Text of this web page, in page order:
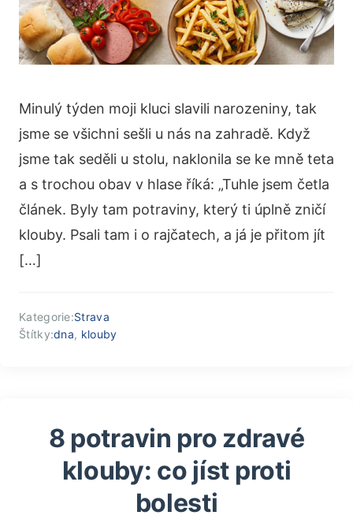
Minulý týden moji kluci slavili narozeniny, tak
jsme se všichni sešli u nás na zahradě. Když
jsme tak seděli u stolu, naklonila se ke mně teta
a s trochou obav v hlase říká: „Tuhle jsem četla
článek. Byly tam potraviny, který ti úplně zničí
klouby. Psali tam i o rajčatech, a já je přitom jít
[…]
Kategorie:Strava
Štítky:dna, klouby
8 potravin pro zdravé
klouby: co jíst proti
bolesti